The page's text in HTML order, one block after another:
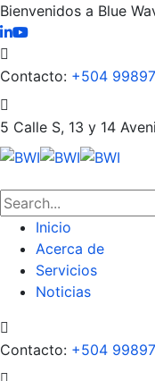
Bienvenidos a Blue
Contacto: +504
5 Calle S, 13 y 14
Inicio
Acerca de
Servicios
Noticias
Contacto: +504